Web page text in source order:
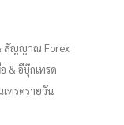
สัญญาณ Forex
& อีบุ๊กเทรด
รดรายวัน